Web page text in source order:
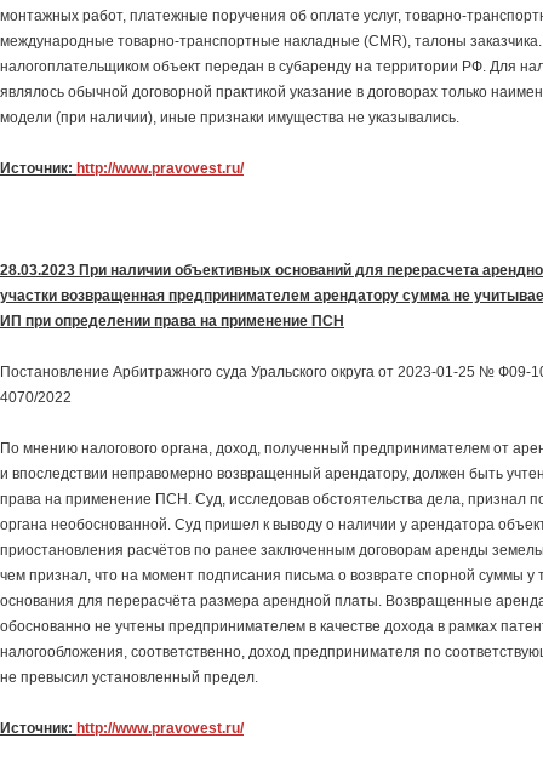
монтажных работ, платежные поручения об оплате услуг, товарно-
международные товарно-транспортные накладные (CMR), талоны
налогоплательщиком объект передан в субаренду на территории РФ. Для
являлось обычной договорной практикой указание в договорах только
модели (при наличии), иные признаки имущества не указывались.
Источник: http://www.pravovest.ru/
28.03.2023 При наличии объективных оснований для перерасчета
участки возвращенная предпринимателем арендатору сумма не
ИП при определении права на применение ПСН
Постановление Арбитражного суда Уральского округа от 2023-01-25 № Ф09-
4070/2022
По мнению налогового органа, доход, полученный предпринимателем от
и впоследствии неправомерно возвращенный арендатору, должен быть
права на применение ПСН. Суд, исследовав обстоятельства дела, признал
органа необоснованной. Суд пришел к выводу о наличии у арендатора
приостановления расчётов по ранее заключенным договорам аренды
чем признал, что на момент подписания письма о возврате спорной суммы у
основания для перерасчёта размера арендной платы. Возвращенные
обоснованно не учтены предпринимателем в качестве дохода в рамках
налогообложения, соответственно, доход предпринимателя по
не превысил установленный предел.
Источник: http://www.pravovest.ru/